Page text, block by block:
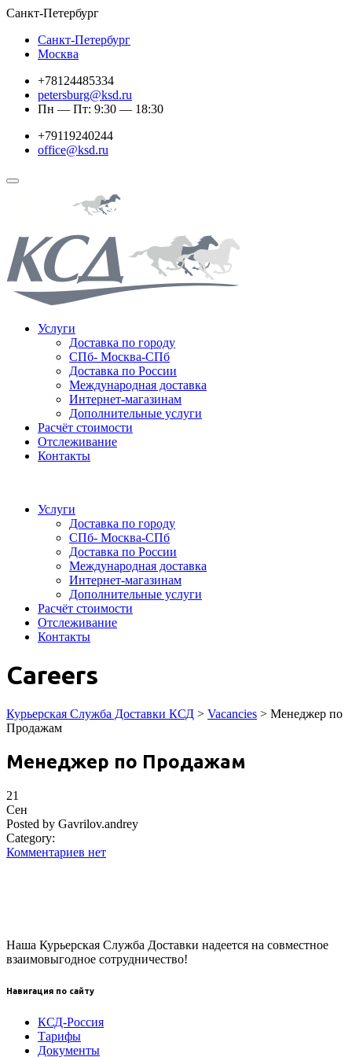
Санкт-Петербург
Санкт-Петербург
Москва
+78124485334
petersburg@ksd.ru
Пн — Пт: 9:30 — 18:30
+79119240244
office@ksd.ru
Услуги
Доставка по городу
СПб- Москва-СПб
Доставка по России
Международная доставка
Интернет-магазинам
Дополнительные услуги
Расчёт стоимости
Отслеживание
Контакты
Услуги
Доставка по городу
СПб- Москва-СПб
Доставка по России
Международная доставка
Интернет-магазинам
Дополнительные услуги
Расчёт стоимости
Отслеживание
Контакты
Careers
Курьерская Служба Доставки КСД > Vacancies > Менеджер по
Продажам
Менеджер по Продажам
21
Сен
Posted by Gavrilov.andrey
Category:
Комментариев нет
Наша Курьерская Служба Доставки надеется на совместное
взаимовыгодное сотрудничество!
Навигация по сайту
КСД-Россия
Тарифы
Документы